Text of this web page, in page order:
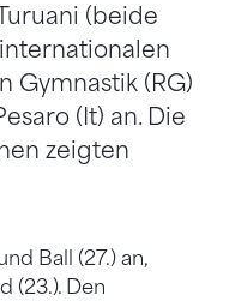
(beide
Gymnastik (RG)
(It) an. Die
zeigten
Ball (27.) an,
(23.). Den